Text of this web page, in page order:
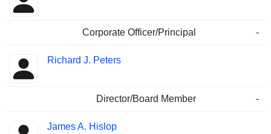
Corporate Officer/Principal -
Richard J. Peters
Director/Board Member -
James A. Hislop